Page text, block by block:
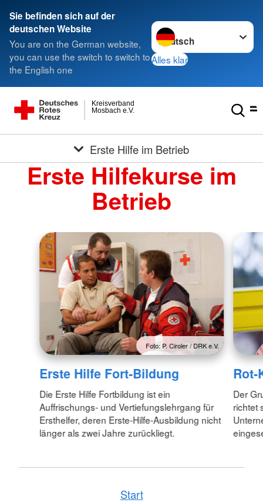
Sie befinden sich auf der
deutschen Website
You are on the German website,
you can use the switch to switch to
the English one
Sprache wechseln zu
Alles klar
Mosbach e.V.
Kreisverband
Erste Hilfe im Betrieb
Erste Hilfekurse im
Betrieb
Foto: P. Ciroler / DRK e.V.
Erste Hilfe Fort-Bildung
Die Erste Hilfe Fortbildung ist ein
Auffrischungs- und Vertiefungslehrgang für
Ersthelfer, deren Erste-Hilfe-Ausbildung nicht
länger als zwei Jahre zurückliegt.
Rot-
Der
richtet
Start